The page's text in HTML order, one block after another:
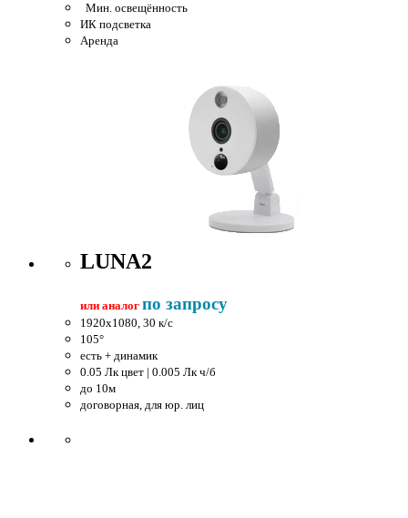
Мин. освещённость
ИК подсветка
Аренда
LUNA2
или аналог по запросу
1920x1080, 30 к/c
105°
есть + динамик
0.05 Лк цвет | 0.005 Лк ч/б
до 10м
договорная, для юр. лиц